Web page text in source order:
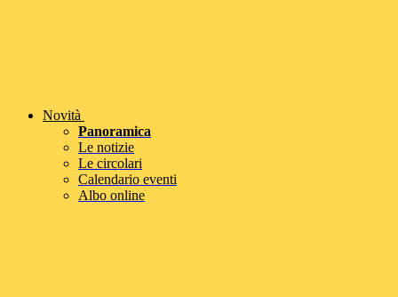
Novità
Panoramica
Le notizie
Le circolari
Calendario eventi
Albo online